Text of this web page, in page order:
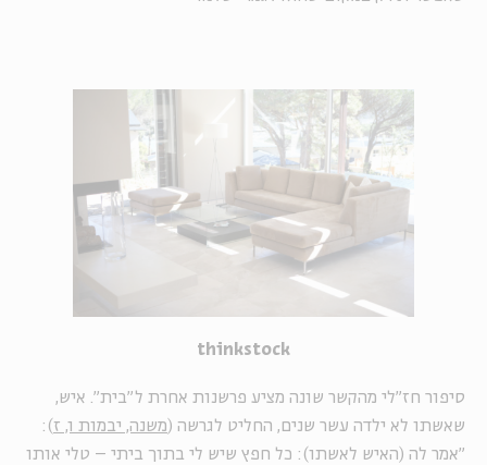
thinkstock
סיפור חז"לי מהקשר שונה מציע פרשנות אחרת ל"בית". איש,
שאשתו לא ילדה עשר שנים, החליט לגרשה ( משנה, יבמות ו, ז ):
"אמר לה (האיש לאשתו): כל חפץ שיש לי בתוך ביתי – טלי אותו